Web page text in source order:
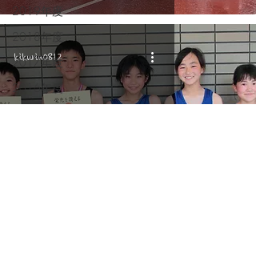
2019年度
2018年度
2017年度
2016年度
kikurin0812